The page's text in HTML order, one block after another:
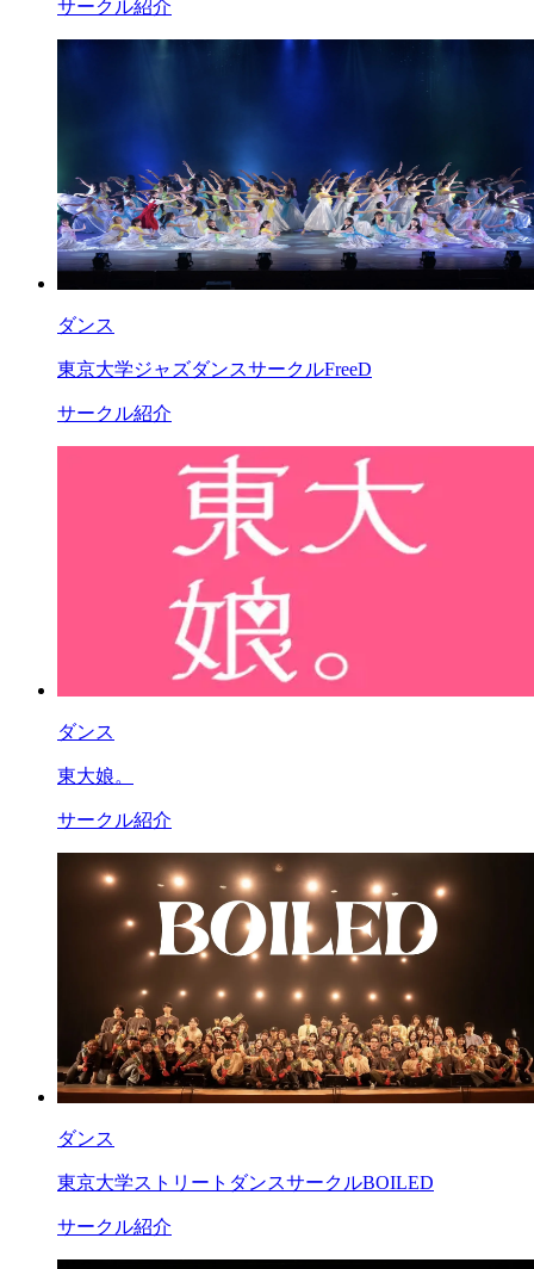
サークル紹介
ダンス
東京大学ジャズダンスサークルFreeD
サークル紹介
ダンス
東大娘。
サークル紹介
ダンス
東京大学ストリートダンスサークルBOILED
サークル紹介